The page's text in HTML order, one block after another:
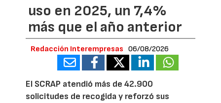
uso en 2025, un 7,4%
más que el año anterior
Redacción Interempresas 06/08/2026
El SCRAP atendió más de 42.900
solicitudes de recogida y reforzó sus